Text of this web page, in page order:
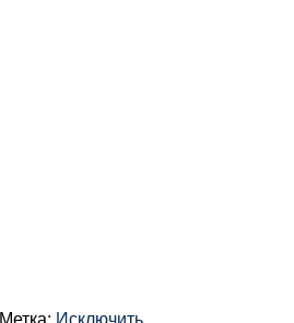
Метка: Исключить